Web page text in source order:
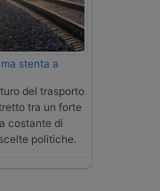
stenta a
del trasporto
tra un forte
costante di
politiche.